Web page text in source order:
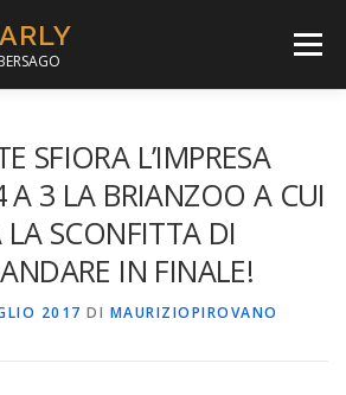
Menù
MINIBASKET
SFIORA L’IMPRESA
A 3 LA BRIANZOO A CUI
LA SCONFITTA DI
IN FINALE!
2017 DI MAURIZIOPIROVANO